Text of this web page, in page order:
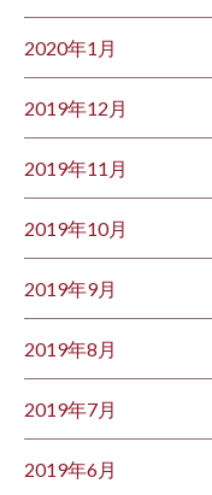
2020年1月
2019年12月
2019年11月
2019年10月
2019年9月
2019年8月
2019年7月
2019年6月